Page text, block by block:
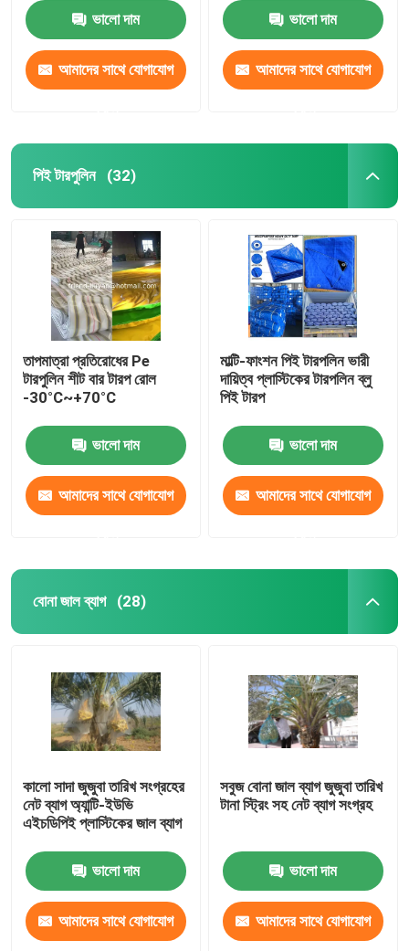
ভালো দাম
আমাদের সাথে যোগাযোগ
ভালো দাম
আমাদের সাথে যোগাযোগ
পিই টারপুলিন (32)
তাপমাত্রা প্রতিরোধের Pe
টারপুলিন শীট বার টারপ রোল
-30°C~+70°C
ভালো দাম
আমাদের সাথে যোগাযোগ
মাল্টি-ফাংশন পিই টারপলিন ভারী
দায়িত্ব প্লাস্টিকের টারপলিন ব্লু
পিই টারপ
ভালো দাম
আমাদের সাথে যোগাযোগ
বোনা জাল ব্যাগ (28)
কালো সাদা জুজুবা তারিখ সংগ্রহের
নেট ব্যাগ অ্যান্টি-ইউভি
এইচডিপিই প্লাস্টিকের জাল ব্যাগ
ভালো দাম
আমাদের সাথে যোগাযোগ
সবুজ বোনা জাল ব্যাগ জুজুবা তারিখ
টানা স্ট্রিং সহ নেট ব্যাগ সংগ্রহ
ভালো দাম
আমাদের সাথে যোগাযোগ